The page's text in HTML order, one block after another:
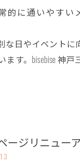
的に通いやすい
な日やイベント
す。bisebise 神
ージリニュー